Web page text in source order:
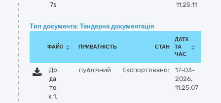
7s
11:25:11
Тип документа: Тендерна документація
ФАЙЛ ПРИВАТНІСТЬ СТАН
ДАТА
ТА
ЧАС
До
да
то
к 1.
публічний Експортовано:
17-03-
2026,
11:25:07